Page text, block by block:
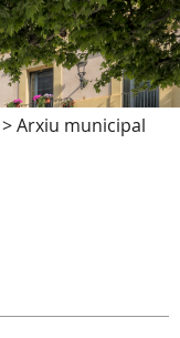
>Arxiu municipal